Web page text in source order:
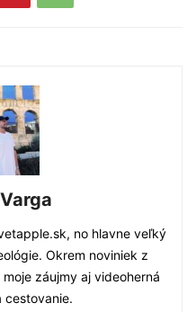
no hlavne veľký
Okrem noviniek z
záujmy aj videoherná
cestovanie.